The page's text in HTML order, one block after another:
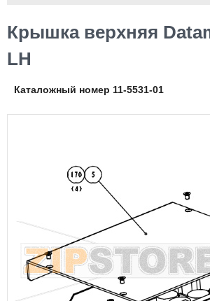
Крышка верхняя
LH
Каталожный номер 11-5531-01